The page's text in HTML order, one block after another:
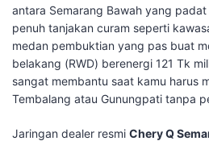
antara Semarang Bawah yang
penuh tanjakan curam seperti
medan pembuktian yang pas buat
belakang (RWD) berenergi 121 Tk
sangat membantu saat kamu harus
Tembalang atau Gunungpati tanpa
​Jaringan dealer resmi Chery Q